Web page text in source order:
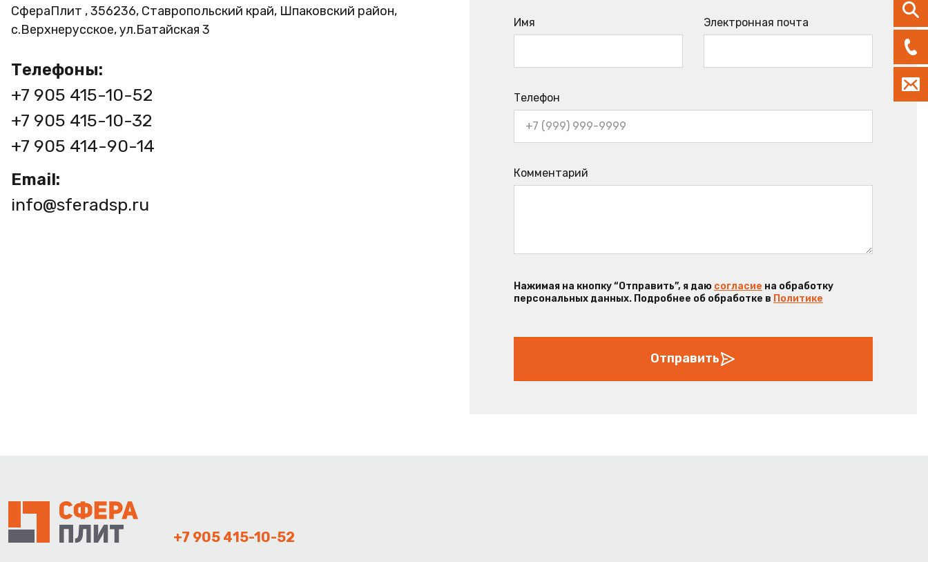
СфераПлит , 356236, Ставропольский край, Шпаковский район,
с.Верхнерусское, ул.Батайская 3
Телефоны:
+7 905 415-10-52
+7 905 415-10-32
+7 905 414-90-14
Email:
info@sferadsp.ru
Имя Электронная почта
Телефон
Комментарий
Нажимая на кнопку “Отправить”, я даю согласие на обработку
персональных данных. Подробнее об обработке в Политике
Отправить
+7 905 415-10-52